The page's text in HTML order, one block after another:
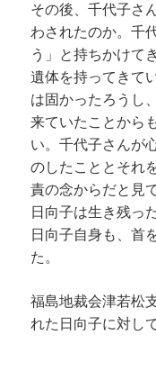
その後、千代子さ
わされたのか。千
う」と持ちかけて
遺体を持ってきて
は固かったろうし
来ていたことから
い。千代子さんが
のしたこととそれ
責の念からだと見
日向子は生き残った
日向子自身も、首
た。
福島地裁会津若松
れた日向子に対し